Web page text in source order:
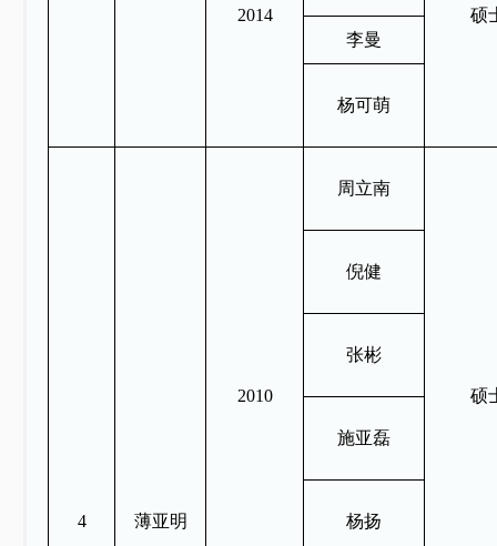
2014 硕
李曼
杨可萌
4 薄亚明
2010
周立南
硕
倪健
张彬
施亚磊
杨扬